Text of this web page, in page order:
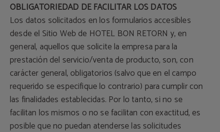
OBLIGATORIEDAD DE FACILITAR LOS DATOS
Los datos solicitados en los formularios accesibles
desde el Sitio Web de HOTEL BON RETORN y, en
general, aquellos que solicite la empresa para la
prestación del servicio/venta de producto, son, con
carácter general, obligatorios (salvo que en el campo
requerido se especifique lo contrario) para cumplir con
las finalidades establecidas. Por lo tanto, si no se
facilitan los mismos o no se facilitan con exactitud, es
posible que no puedan atenderse las solicitudes